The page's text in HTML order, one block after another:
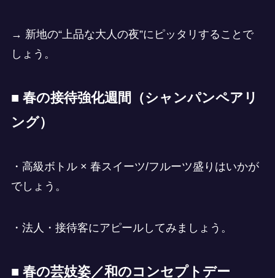
→ 新地の“上品な大人の夜”にピッタリすることで
しょう。
■ 春の接待強化週間（シャンパンペアリ
ング）
・高級ボトル × 春スイーツ/フルーツ盛りはいかが
でしょう。
・法人・接待客にアピールしてみましょう。
■ 春の芸妓姿／和のコンセプトデー